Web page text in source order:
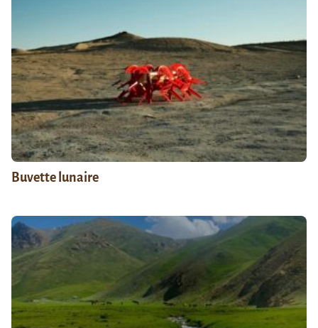
Buvette lunaire